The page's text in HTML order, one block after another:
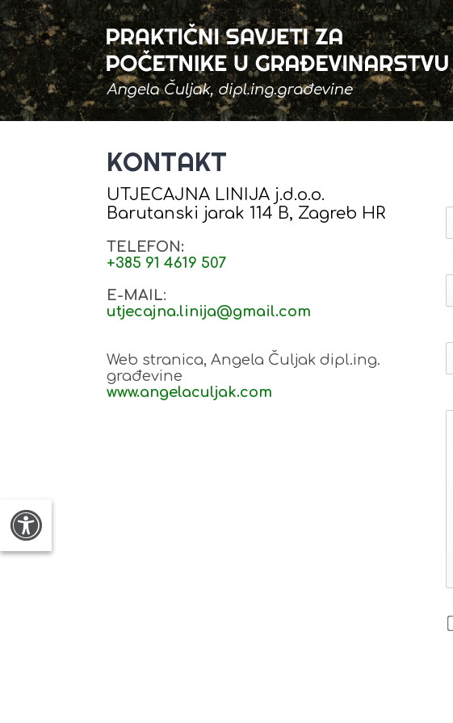
KONTAKT
UTJECAJNA LINIJA j.d.o.o.
Barutanski jarak 114 B, Zagreb HR
TELEFON:
+385 91 4619 507
E-MAIL:
utjecajna.linija@gmail.com
Web stranica, Angela Čuljak dipl.ing.
građevine
www.angelaculjak.com